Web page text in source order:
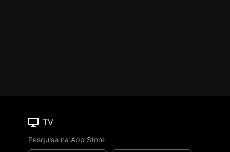
TV
Pesquise na App Store